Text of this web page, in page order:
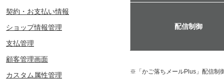
配信制御
※「かご落ちメールPlus」配信制
契約・お支払い情報
ショップ情報管理
支払管理
顧客管理画面
カスタム属性管理